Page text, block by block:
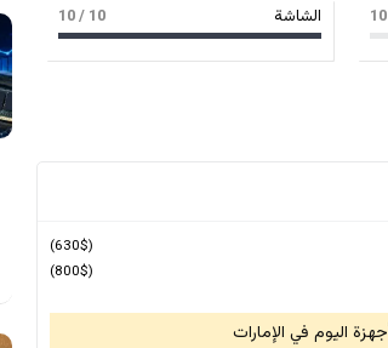
الشاشة 10
/ 10
(630$)
(800$)
اليوم في الإمارات